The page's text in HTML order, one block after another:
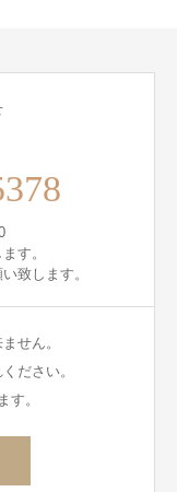
す。
致します。
せん。
ださい。
す。